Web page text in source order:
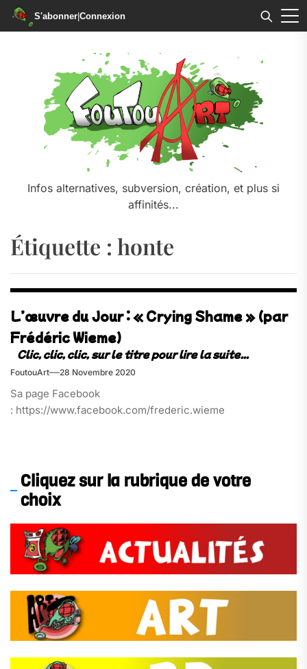
S'abonner|Connexion
Infos alternatives, subversion, création, et plus si
affinités...
Étiquette : honte
L’œuvre du Jour : « Crying Shame » (par
Frédéric Wieme)
FoutouArt 28 Novembre 2020
Sa page Facebook
: https://www.facebook.com/frederic.wieme
Cliquez sur la rubrique de votre
choix